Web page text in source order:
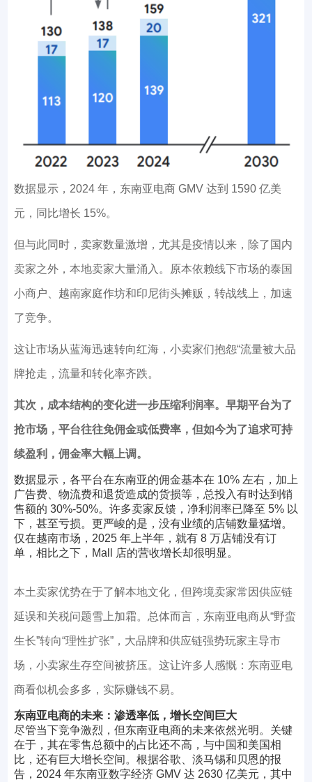
数据显示，2024 年，东南亚电商 GMV 达到 1590 亿美
元，同比增长 15%。
但与此同时，卖家数量激增，尤其是疫情以来，除了国内
卖家之外，本地卖家大量涌入。原本依赖线下市场的泰国
小商户、越南家庭作坊和印尼街头摊贩，转战线上，加速
了竞争。
这让市场从蓝海迅速转向红海，小卖家们抱怨“流量被大品
牌抢走，流量和转化率齐跌。
其次，成本结构的变化进一步压缩利润率。早期平台为了
抢市场，平台往往免佣金或低费率，但如今为了追求可持
续盈利，佣金率大幅上调。
数据显示，各平台在东南亚的佣金基本在 10% 左右，加上
广告费、物流费和退货造成的货损等，总投入有时达到销
售额的 30%-50%。许多卖家反馈，净利润率已降至 5% 以
下，甚至亏损。更严峻的是，没有业绩的店铺数量猛增。
仅在越南市场，2025 年上半年，就有 8 万店铺没有订
单，相比之下，Mall 店的营收增长却很明显。
本土卖家优势在于了解本地文化，但跨境卖家常因供应链
延误和关税问题雪上加霜。总体而言，东南亚电商从“野蛮
生长”转向“理性扩张”，大品牌和供应链强势玩家主导市
场，小卖家生存空间被挤压。这让许多人感慨：东南亚电
商看似机会多多，实际赚钱不易。
东南亚电商的未来：渗透率低，增长空间巨大
尽管当下竞争激烈，但东南亚电商的未来依然光明。关键
在于，其在零售总额中的占比还不高，与中国和美国相
比，还有巨大增长空间。根据谷歌、淡马锡和贝恩的报
告，2024 年东南亚数字经济 GMV 达 2630 亿美元，其中